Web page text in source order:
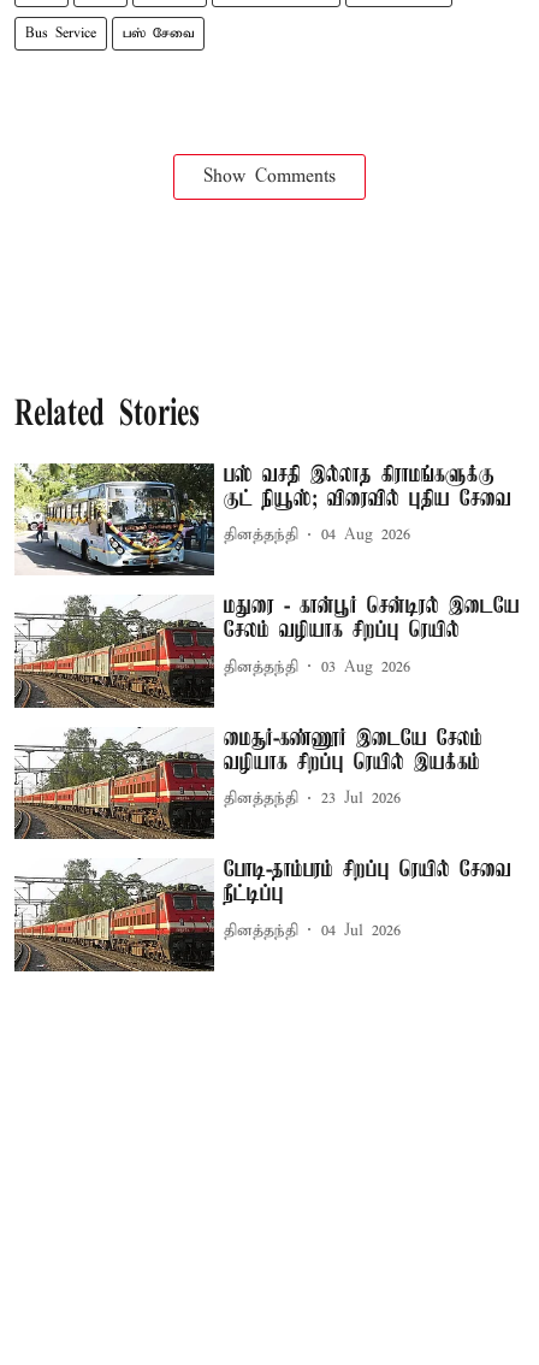
Bus Service பஸ் சேவை
Show Comments
Related Stories
பஸ் வசதி இல்லாத கிராமங்களுக்கு
குட் நியூஸ்; விரைவில் புதிய சேவை
தினத்தந்தி 04 Aug 2026
மதுரை - கான்பூர் சென்டிரல் இடையே
சேலம் வழியாக சிறப்பு ரெயில்
தினத்தந்தி 03 Aug 2026
மைசூர்-கண்ணூர் இடையே சேலம்
வழியாக சிறப்பு ரெயில் இயக்கம்
தினத்தந்தி 23 Jul 2026
போடி-தாம்பரம் சிறப்பு ரெயில் சேவை
நீட்டிப்பு
தினத்தந்தி 04 Jul 2026